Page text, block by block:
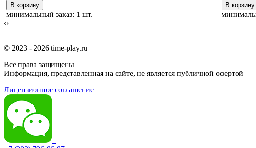
В корзину
минимальный заказ: 1 шт.
В корзину
‹›
© 2023 - 2026 time-play.ru
Все права защищены
Информация, представленная на сайте, не является публичной офертой
Лицензионное соглашение